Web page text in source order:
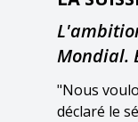
Mondial.
"Nous
déclaré le